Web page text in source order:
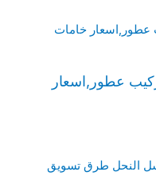
عطور,اسعار